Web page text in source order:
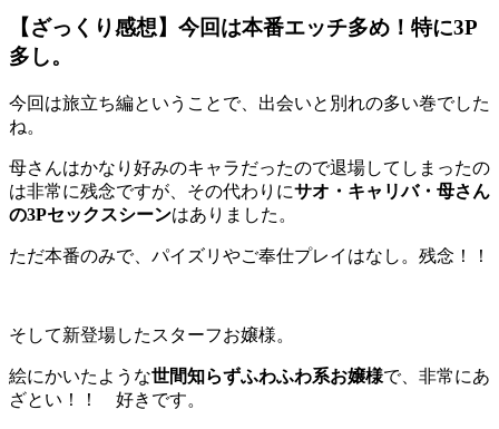
【ざっくり感想】今回は本番エッチ多め！特に3P
多し。
今回は旅立ち編ということで、出会いと別れの多い巻でした
ね。
母さんはかなり好みのキャラだったので退場してしまったの
は非常に残念ですが、その代わりにサオ・キャリバ・母さん
の3Pセックスシーンはありました。
ただ本番のみで、パイズリやご奉仕プレイはなし。残念！！
そして新登場したスターフお嬢様。
絵にかいたような世間知らずふわふわ系お嬢様で、非常にあ
ざとい！！ 好きです。